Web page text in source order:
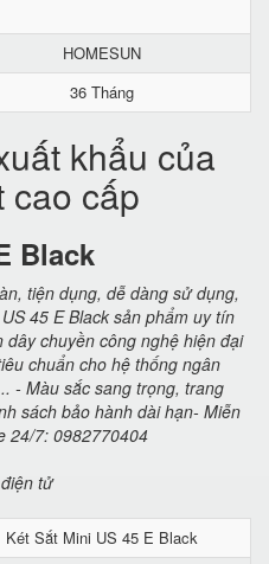
HOMESUN
36 Tháng
khẩu của
cao cấp
Black
tiện dụng, dễ dàng sử dụng,
45 E Black sản phẩm uy tín
chuyền công nghệ hiện đại
chuẩn cho hệ thống ngân
- Màu sắc sang trọng, trang
sách bảo hành dài hạn- Miễn
24/7: 0982770404
Két Sắt Mini US 45 E Black